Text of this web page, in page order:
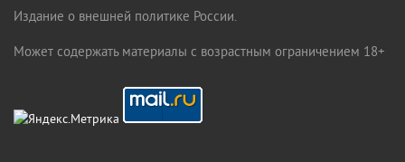
Издание о внешней политике России.
Может содержать материалы с возрастным ограничением 18+